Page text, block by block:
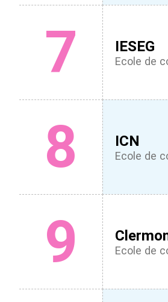
7 IESEG
Ecole de
8 ICN
Ecole de
9 Ecole de